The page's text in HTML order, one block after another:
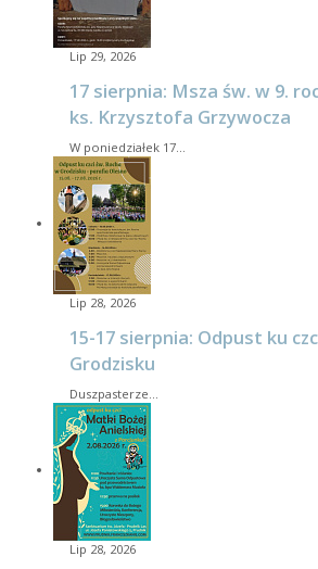
Lip 29, 2026
17 sierpnia: Msza św. w 9.
ks. Krzysztofa Grzywocza
W poniedziałek 17…
Lip 28, 2026
15-17 sierpnia: Odpust ku
Grodzisku
Duszpasterze…
Lip 28, 2026